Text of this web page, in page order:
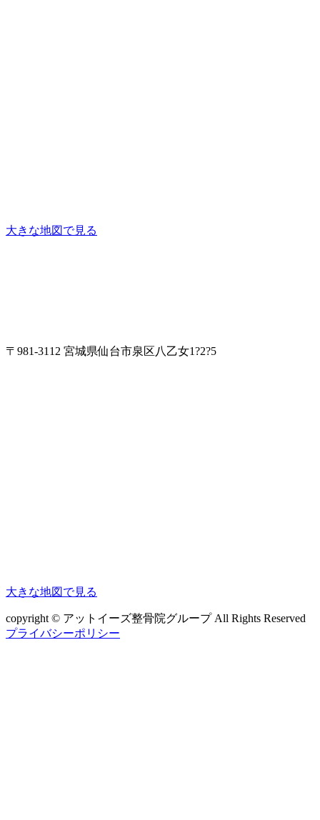
大きな地図で見る
〒981-3112 宮城県仙台市泉区八乙女1?2?5
大きな地図で見る
copyright © アットイーズ整骨院グループ All Rights Reserved
プライバシーポリシー